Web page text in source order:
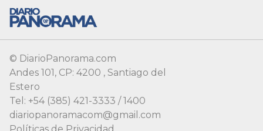
© DiarioPanorama.com
Andes 101, CP: 4200 , Santiago del
Estero
Tel: +54 (385) 421-3333 / 1400
diariopanoramacom@gmail.com